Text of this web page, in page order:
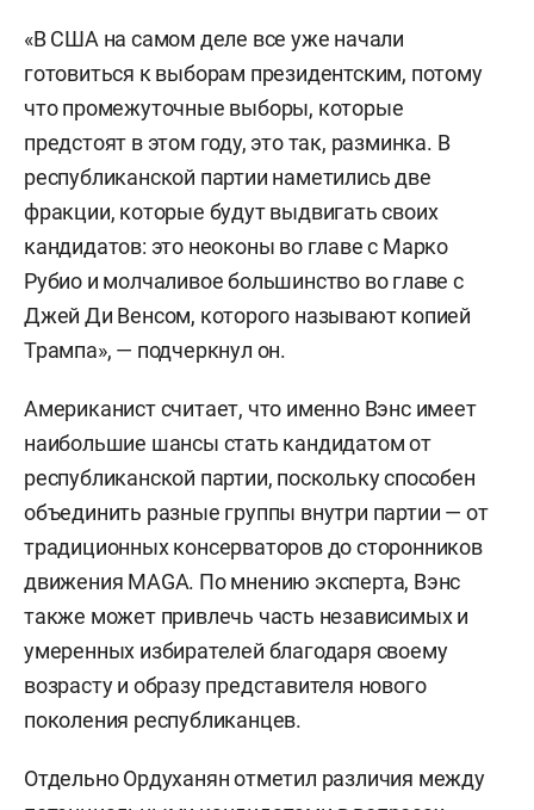
«В США на самом деле все уже начали
готовиться к выборам президентским, потому
что промежуточные выборы, которые
предстоят в этом году, это так, разминка. В
республиканской партии наметились две
фракции, которые будут выдвигать своих
кандидатов: это неоконы во главе с Марко
Рубио и молчаливое большинство во главе с
Джей Ди Венсом, которого называют копией
Трампа», — подчеркнул он.
Американист считает, что именно Вэнс имеет
наибольшие шансы стать кандидатом от
республиканской партии, поскольку способен
объединить разные группы внутри партии — от
традиционных консерваторов до сторонников
движения MAGA. По мнению эксперта, Вэнс
также может привлечь часть независимых и
умеренных избирателей благодаря своему
возрасту и образу представителя нового
поколения республиканцев.
Отдельно Ордуханян отметил различия между